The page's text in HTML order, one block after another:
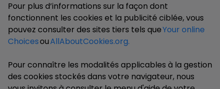
Pour plus d’informations sur la façon dont
fonctionnent les cookies et la publicité ciblée, vous
pouvez consulter des sites tiers tels queYour online
ChoicesouAllAboutCookies.org.
Pour connaître les modalités applicables à la gestion
des cookies stockés dans votre navigateur, nous